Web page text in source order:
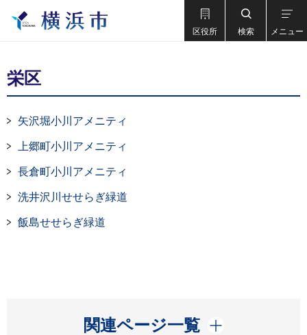
区役所 検索 メニュー
栄区
矢沢堀小川アメニティ
上郷町小川アメニティ
長倉町小川アメニティ
洗井沢川せせらぎ緑道
飯島せせらぎ緑道
関連ページ一覧
開く